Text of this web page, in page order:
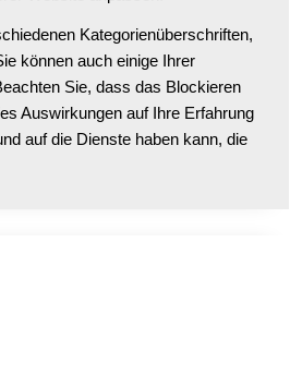
Kategorienüberschriften,
können auch einige Ihrer
Sie, dass das Blockieren
Auswirkungen auf Ihre Erfahrung
auf die Dienste haben kann, die